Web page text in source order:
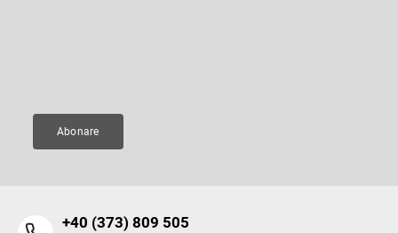
Abonare
‭+40 (373) 809 505‬